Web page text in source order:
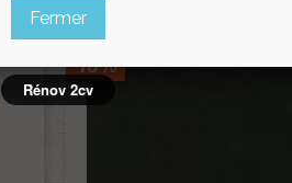
-15%
Fermer
Rénov 2cv